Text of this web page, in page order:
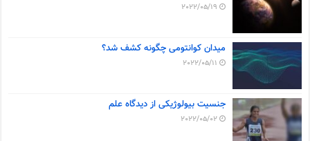
2022/05/19
میدان کوانتومی چگونه کشف شد؟
2022/05/11
جنسیت بیولوژیکی از دیدگاه علم
2022/05/02